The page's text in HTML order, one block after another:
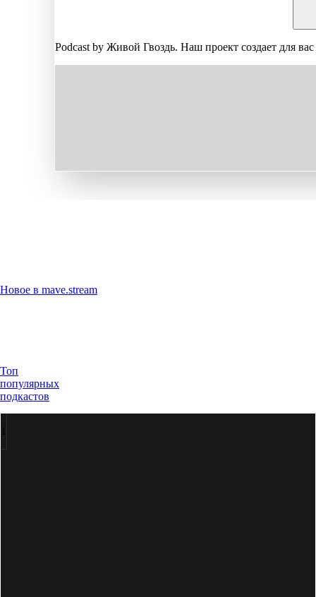
Podcast by Живой Гвоздь. Наш проект создает для
Новое в mave.stream
Топ
популярных
подкастов
1